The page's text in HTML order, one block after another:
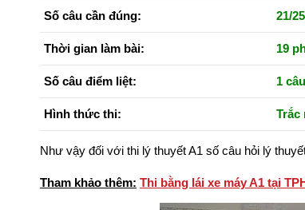
Số câu cần đúng: 21/
Thời gian làm bài: 19
Số câu điểm liệt: 1 câu
Hình thức thi: Trắc
Như vậy đối với thi lý thuyết A1 số câu hỏi lý
Tham khảo thêm: Thi bằng lái xe máy A1 tại